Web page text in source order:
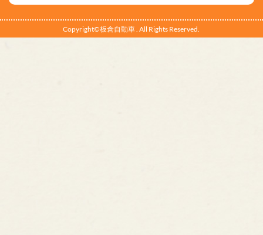
Copyright©板倉自動車 . All Rights Reserved.